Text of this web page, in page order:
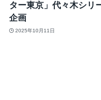
ター東京」代々木シリ
企画
2025年10月11日